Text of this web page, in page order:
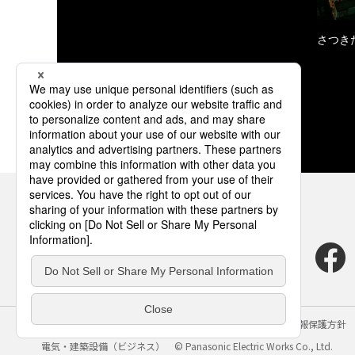
さつき
サイトのご利用にあたって クッキーポリシー
個人情報保護方針
電気・建築設備（ビジネス）
© Panasonic Electric Works Co., Ltd.